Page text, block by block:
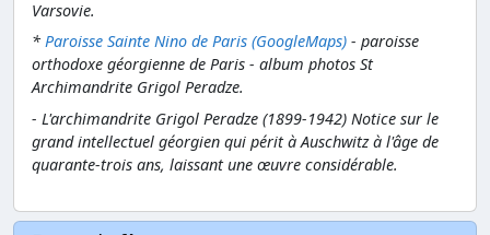
Varsovie.
* Paroisse Sainte Nino de Paris (GoogleMaps) - paroisse
orthodoxe géorgienne de Paris - album photos St
Archimandrite Grigol Peradze.
- L'archimandrite Grigol Peradze (1899-1942) Notice sur le
grand intellectuel géorgien qui périt à Auschwitz à l'âge de
quarante-trois ans, laissant une œuvre considérable.